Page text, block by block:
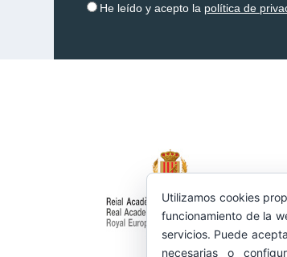
He leído y acepto la política de
Utilizamos cookies
funcionamiento de la
servicios. Puede
necesarias o